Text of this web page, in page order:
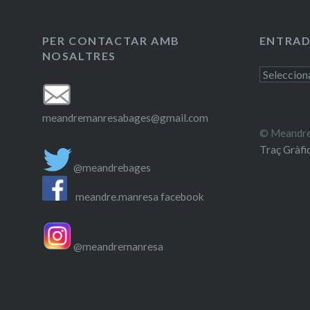
PER CONTACTAR AMB
NOSALTRES
meandremanresabages@gmail.com
@meandrebages
meandre.manresa facebook
@meandremanresa
Entrades
©
Traç